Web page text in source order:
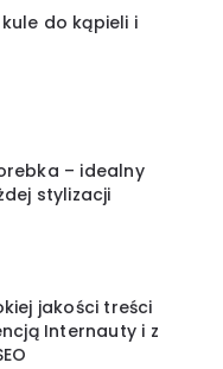
do kąpieli i
– idealny
stylizacji
jakości treści
Internauty i z